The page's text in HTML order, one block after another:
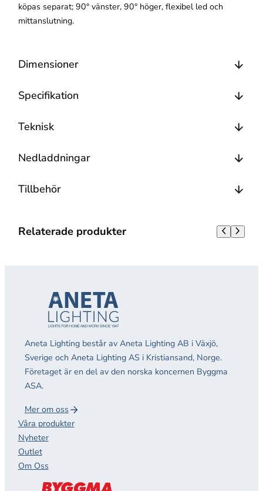
köpas separat; 90° vänster, 90° höger, flexibel led och
mittanslutning.
Dimensioner
Specifikation
Teknisk
Nedladdningar
Tillbehör
Relaterade produkter
Aneta Lighting består av Aneta Lighting AB i Växjö,
Sverige och Aneta Lighting AS i Kristiansand, Norge.
Företaget är en del av den norska koncernen Byggma
ASA.
Mer om oss
Våra produkter
Nyheter
Outlet
Om Oss